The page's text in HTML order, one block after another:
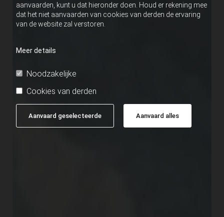
aanvaarden, kunt u dat hieronder doen. Houd er rekening mee
dat het niet aanvaarden van cookies van derden de ervaring
van de website zal verstoren.
Meer details
Noodzakelijke
Cookies van derden
Aanvaard geselecteerde Aanvaard alles